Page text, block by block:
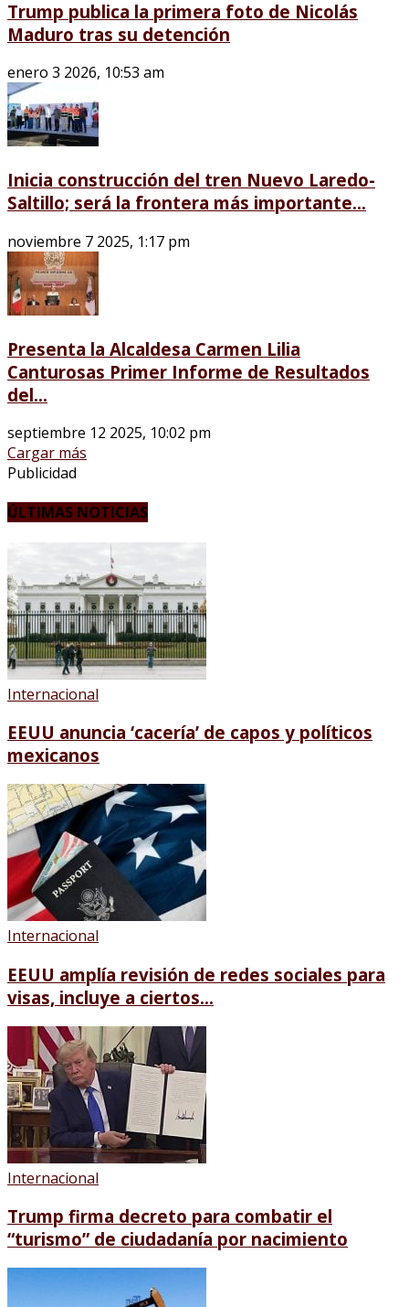
Trump publica la primera foto de Nicolás
Maduro tras su detención
enero 3 2026, 10:53 am
Inicia construcción del tren Nuevo Laredo-
Saltillo; será la frontera más importante...
noviembre 7 2025, 1:17 pm
Presenta la Alcaldesa Carmen Lilia
Canturosas Primer Informe de Resultados
del...
septiembre 12 2025, 10:02 pm
Cargar más
Publicidad
ÚLTIMAS NOTICIAS
Internacional
EEUU anuncia ‘cacería’ de capos y políticos
mexicanos
Internacional
EEUU amplía revisión de redes sociales para
visas, incluye a ciertos...
Internacional
Trump firma decreto para combatir el
“turismo” de ciudadanía por nacimiento